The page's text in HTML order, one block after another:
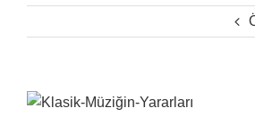
View